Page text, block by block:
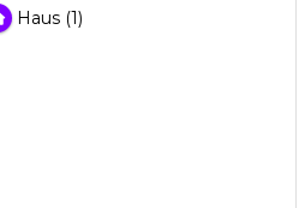
Haus (1)